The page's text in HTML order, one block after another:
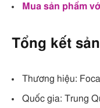
Mua sản phẩm
Tổng kết
Thương hiệu:
Quốc gia: Trung